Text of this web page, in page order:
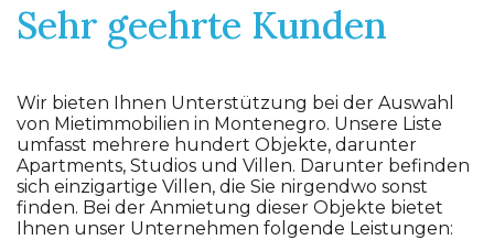
Sehr geehrte Kunden
Wir bieten Ihnen Unterstützung bei der Auswahl
von Mietimmobilien in Montenegro. Unsere Liste
umfasst mehrere hundert Objekte, darunter
Apartments, Studios und Villen. Darunter befinden
sich einzigartige Villen, die Sie nirgendwo sonst
finden. Bei der Anmietung dieser Objekte bietet
Ihnen unser Unternehmen folgende Leistungen: